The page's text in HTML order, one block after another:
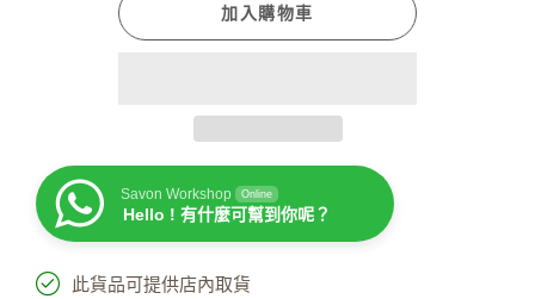
加入購物車
Savon Workshop Online
Hello ! 有什麼可幫到你呢？
此貨品可提供店內取貨